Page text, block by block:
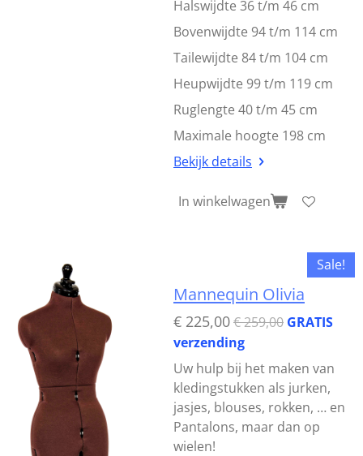
Halswijdte 36 t/m 46 cm
Bovenwijdte 94 t/m 114 cm
Tailewijdte 84 t/m 104 cm
Heupwijdte 99 t/m 119 cm
Ruglengte 40 t/m 45 cm
Maximale hoogte 198 cm
Bekijk details
In winkelwagen
Sale!
Mannequin Olivia
€ 225,00€ 259,00 GRATIS
verzending
Uw hulp bij het maken van
kledingstukken als jurken,
jasjes, blouses, rokken, … en
Pantalons, maar dan op
wielen!